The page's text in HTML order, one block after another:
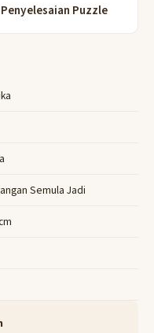
Puzzle
Semula Jadi